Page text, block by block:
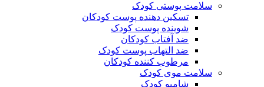
سلامت پوستی کودک
تسکین دهنده پوست کودکان
شوینده پوست کودک
ضد آفتاب کودکان
ضد التهاب پوست کودک
مرطوب کننده کودکان
سلامت موی کودک
شامپو کودک